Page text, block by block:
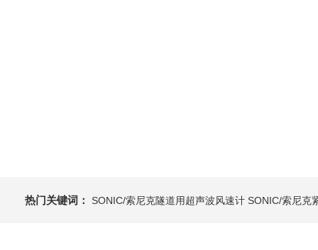
热门关键词： SONIC/索尼克隧道用超声波风速计 SONIC/索尼克